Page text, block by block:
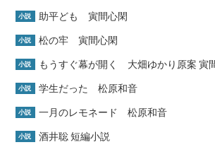
小説 助平ども 寅間心閑
小説 松の牢 寅間心閑
小説 もうすぐ幕が開く 大畑ゆかり原案 寅
小説 学生だった 松原和音
小説 一月のレモネード 松原和音
小説 酒井聡 短編小説